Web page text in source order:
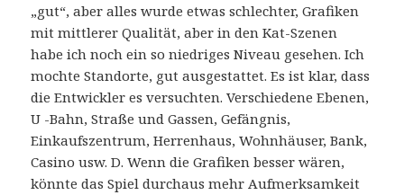
„gut“, aber alles wurde etwas schlechter, Grafiken
mit mittlerer Qualität, aber in den Kat-Szenen
habe ich noch ein so niedriges Niveau gesehen. Ich
mochte Standorte, gut ausgestattet. Es ist klar, dass
die Entwickler es versuchten. Verschiedene Ebenen,
U -Bahn, Straße und Gassen, Gefängnis,
Einkaufszentrum, Herrenhaus, Wohnhäuser, Bank,
Casino usw. D. Wenn die Grafiken besser wären,
könnte das Spiel durchaus mehr Aufmerksamkeit